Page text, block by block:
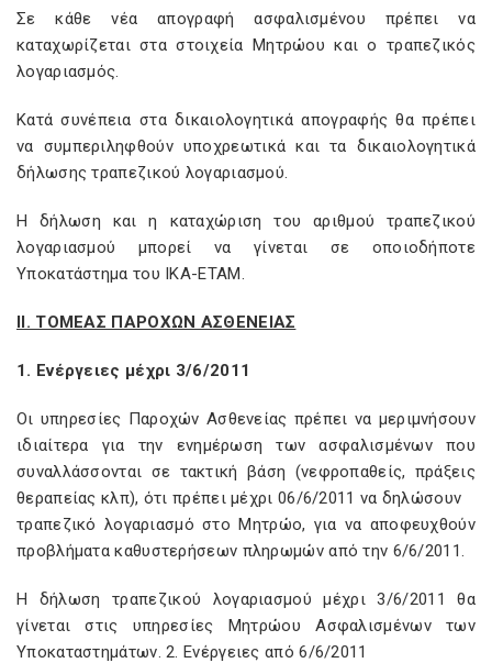
Σε κάθε νέα απογραφή ασφαλισμένου πρέπει να
καταχωρίζεται στα στοιχεία Μητρώου και ο τραπεζικός
λογαριασμός.
Κατά συνέπεια στα δικαιολογητικά απογραφής θα πρέπει
να συμπεριληφθούν υποχρεωτικά και τα δικαιολογητικά
δήλωσης τραπεζικού λογαριασμού.
Η δήλωση και η καταχώριση του αριθμού τραπεζικού
λογαριασμού μπορεί να γίνεται σε οποιοδήποτε
Υποκατάστημα του ΙΚΑ-ΕΤΑΜ.
II. ΤΟΜΕΑΣ ΠΑΡΟΧΩΝ ΑΣΘΕΝΕΙΑΣ
1. Ενέργειες μέχρι 3/6/2011
Οι υπηρεσίες Παροχών Ασθενείας πρέπει να μεριμνήσουν
ιδιαίτερα για την ενημέρωση των ασφαλισμένων που
συναλλάσσονται σε τακτική βάση (νεφροπαθείς, πράξεις
θεραπείας κλπ), ότι πρέπει μέχρι 06/6/2011 να δηλώσουν
τραπεζικό λογαριασμό στο Μητρώο, για να αποφευχθούν
προβλήματα καθυστερήσεων πληρωμών από την 6/6/2011.
Η δήλωση τραπεζικού λογαριασμού μέχρι 3/6/2011 θα
γίνεται στις υπηρεσίες Μητρώου Ασφαλισμένων των
Υποκαταστημάτων. 2. Ενέργειες από 6/6/2011